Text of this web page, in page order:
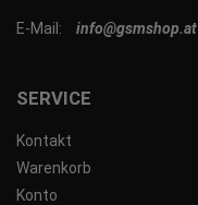
SERVICE
Kontakt
Warenkorb
Konto
E-Mail: info@gsmshop.at